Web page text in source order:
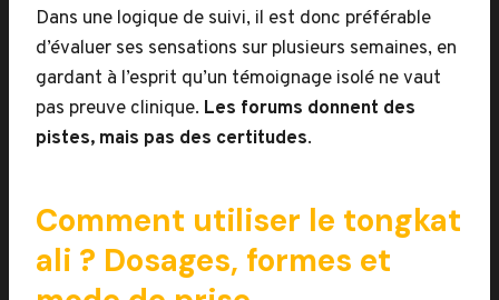
Dans une logique de suivi, il est donc préférable
d’évaluer ses sensations sur plusieurs semaines, en
gardant à l’esprit qu’un témoignage isolé ne vaut
pas preuve clinique. Les forums donnent des
pistes, mais pas des certitudes.
Comment utiliser le tongkat
ali ? Dosages, formes et